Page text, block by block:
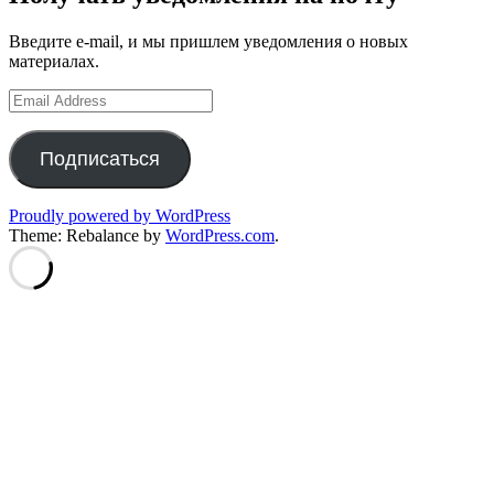
Введите e-mail, и мы пришлем уведомления о новых
материалах.
Email
Address
Подписаться
Proudly powered by WordPress
Theme: Rebalance by WordPress.com.